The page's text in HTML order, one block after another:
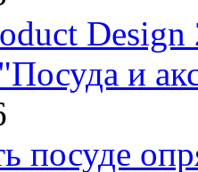
Design
и
посуде